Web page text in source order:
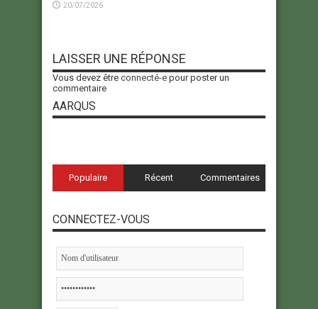
20/07/2026
LAISSER UNE RÉPONSE
Vous devez être connecté-e pour poster un
commentaire
AARQUS
Populaire Récent Commentaires
CONNECTEZ-VOUS